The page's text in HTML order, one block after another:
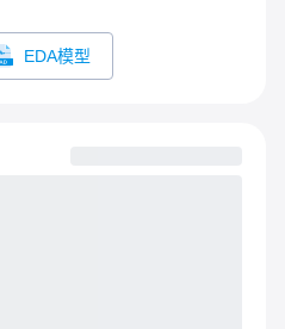
EDA模型